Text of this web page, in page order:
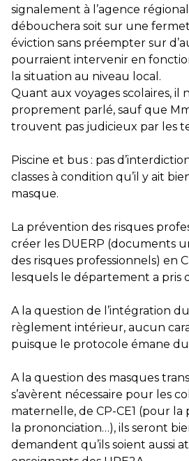
signalement à l’agence
débouchera soit sur une
éviction sans préempter sur
pourraient intervenir en
la situation au niveau local.
Quant aux voyages scolaires, il
proprement parlé, sauf que
trouvent pas judicieux par les
Piscine et bus : pas
classes à condition qu’il y ait
masque.
La prévention des risques
créer les DUERP (documents
des risques professionnels) en
lesquels le département a pris
A la question de l’intégration
règlement intérieur, aucun
puisque le protocole émane
A la question des masques
s’avèrent nécessaire pour les
maternelle, de CP-CE1 (pour la
la prononciation…), ils seront
demandent qu’ils soient aussi